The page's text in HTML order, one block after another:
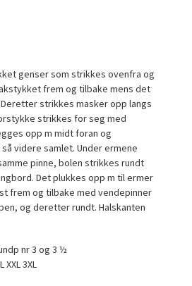
genser som strikkes ovenfra og
frem og tilbake mens det
strikkes masker opp langs
strikkes for seg med
opp m midt foran og
videre samlet. Under ermene
pinne, bolen strikkes rundt
Det plukkes opp m til ermer
frem og tilbake med vendepinner
og deretter rundt. Halskanten
nr 3 og 3 ½
3XL